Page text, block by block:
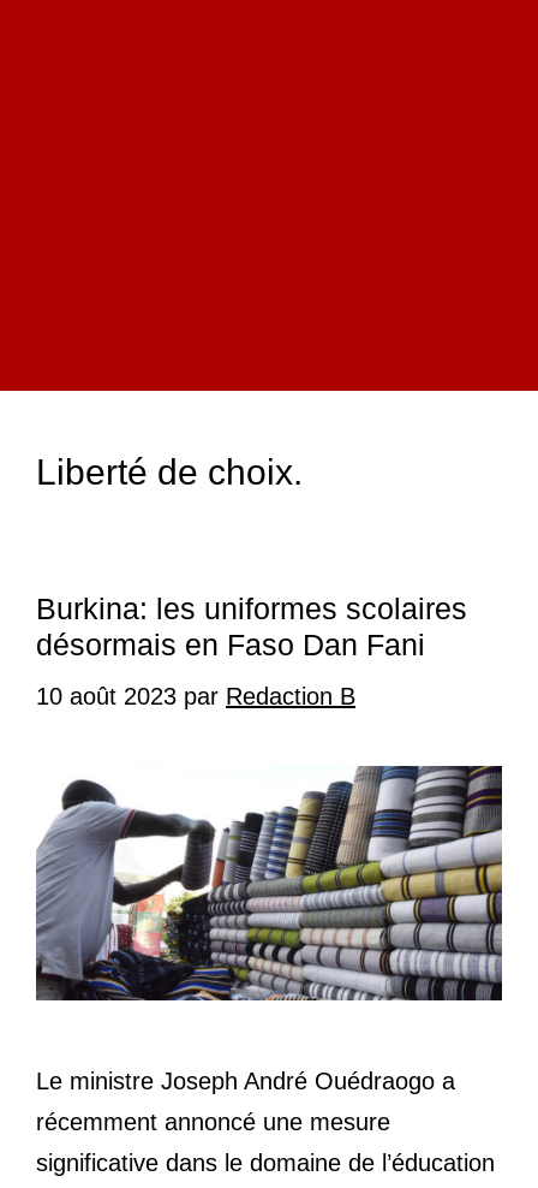
Liberté de choix.
Burkina: les uniformes scolaires
désormais en Faso Dan Fani
10 août 2023 par Redaction B
Le ministre Joseph André Ouédraogo a
récemment annoncé une mesure
significative dans le domaine de l’éducation